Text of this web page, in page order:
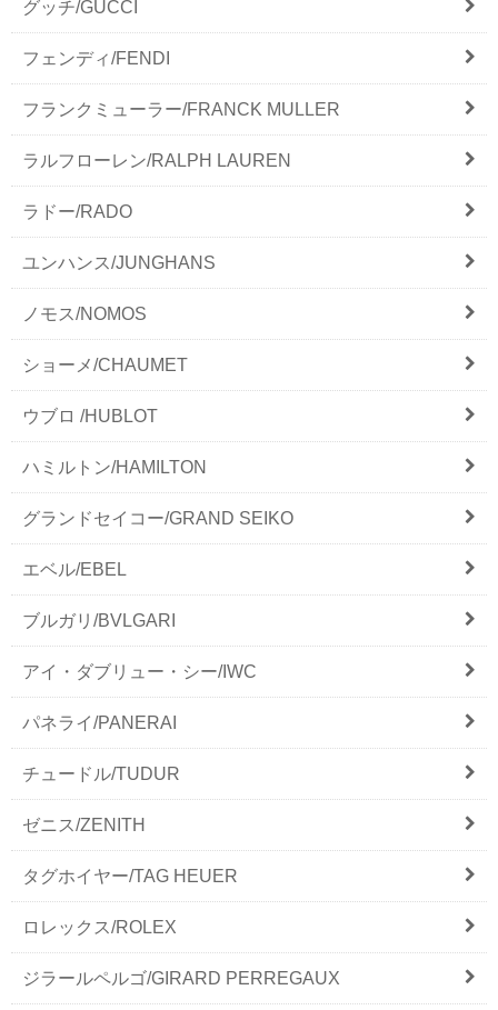
グッチ/GUCCI
フェンディ/FENDI
フランクミューラー/FRANCK MULLER
ラルフローレン/RALPH LAUREN
ラドー/RADO
ユンハンス/JUNGHANS
ノモス/NOMOS
ショーメ/CHAUMET
ウブロ /HUBLOT
ハミルトン/HAMILTON
グランドセイコー/GRAND SEIKO
エベル/EBEL
ブルガリ/BVLGARI
アイ・ダブリュー・シー/IWC
パネライ/PANERAI
チュードル/TUDUR
ゼニス/ZENITH
タグホイヤー/TAG HEUER
ロレックス/ROLEX
ジラールペルゴ/GIRARD PERREGAUX